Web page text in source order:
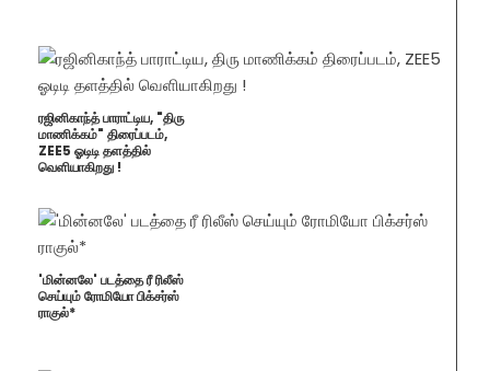
ரஜினிகாந்த் பாராட்டிய, "திரு
மாணிக்கம்" திரைப்படம்,
ZEE5 ஓடிடி தளத்தில்
வெளியாகிறது !
'மின்னலே' படத்தை ரீ ரிலீஸ்
செய்யும் ரோமியோ பிக்சர்ஸ்
ராகுல்*